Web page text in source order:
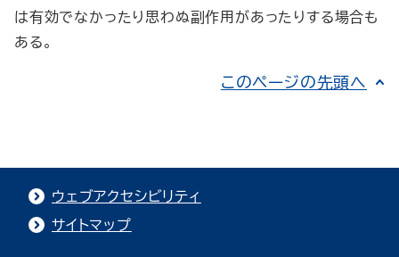
は有効でなかったり思わぬ副作用があったりする場合も
ある。
このページの先頭へ
ウェブアクセシビリティ
サイトマップ